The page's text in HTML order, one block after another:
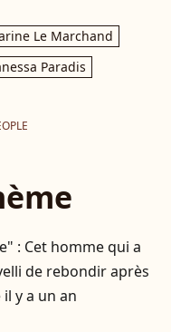
Le Marchand
Paradis
: Cet homme qui a
de rebondir après
y a un an